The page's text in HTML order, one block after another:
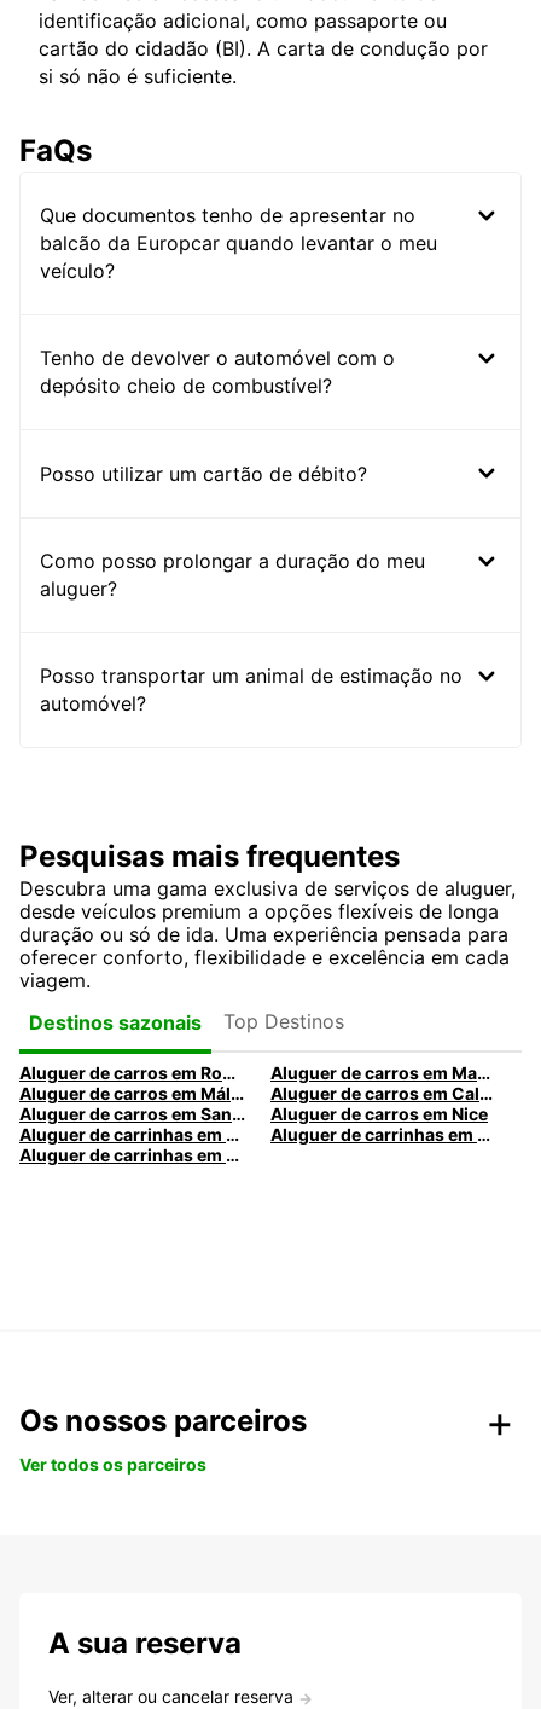
identificação adicional, como passaporte ou
cartão do cidadão (BI). A carta de condução por
si só não é suficiente.
FaQs
Que documentos tenho de apresentar no
balcão da Europcar quando levantar o meu
veículo?
Tenho de devolver o automóvel com o
depósito cheio de combustível?
Posso utilizar um cartão de débito?
Como posso prolongar a duração do meu
aluguer?
Posso transportar um animal de estimação no
automóvel?
Pesquisas mais frequentes
Descubra uma gama exclusiva de serviços de aluguer,
desde veículos premium a opções flexíveis de longa
duração ou só de ida. Uma experiência pensada para
oferecer conforto, flexibilidade e excelência em cada
viagem.
Destinos sazonais
Top Destinos
Aluguer de carros em Roma
Aluguer de carros em Madrid
Aluguer de carros em Málaga
Aluguer de carros em Caldas da Rainha
Aluguer de carros em Santa Maria da Feira
Aluguer de carros em Nice
Aluguer de carrinhas em Nice
Aluguer de carrinhas em Santa Maria da Feira
Aluguer de carrinhas em Caldas da Rainha
Os nossos parceiros
Ver todos os parceiros
A sua reserva
Ver, alterar ou cancelar reserva